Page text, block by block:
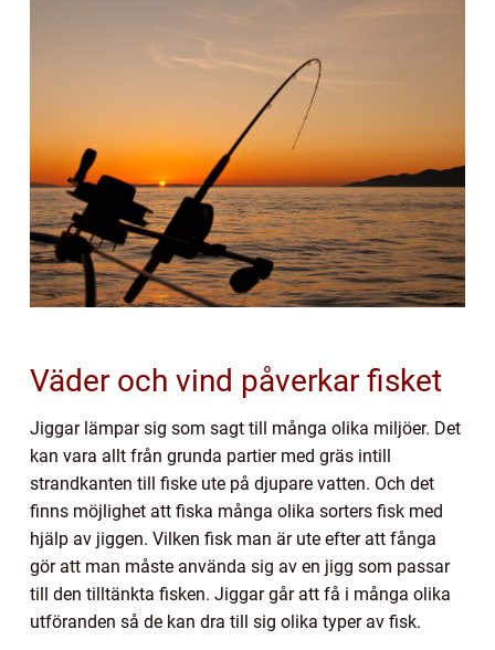
Väder och vind påverkar fisket
Jiggar lämpar sig som sagt till många olika miljöer. Det
kan vara allt från grunda partier med gräs intill
strandkanten till fiske ute på djupare vatten. Och det
finns möjlighet att fiska många olika sorters fisk med
hjälp av jiggen. Vilken fisk man är ute efter att fånga
gör att man måste använda sig av en jigg som passar
till den tilltänkta fisken. Jiggar går att få i många olika
utföranden så de kan dra till sig olika typer av fisk.